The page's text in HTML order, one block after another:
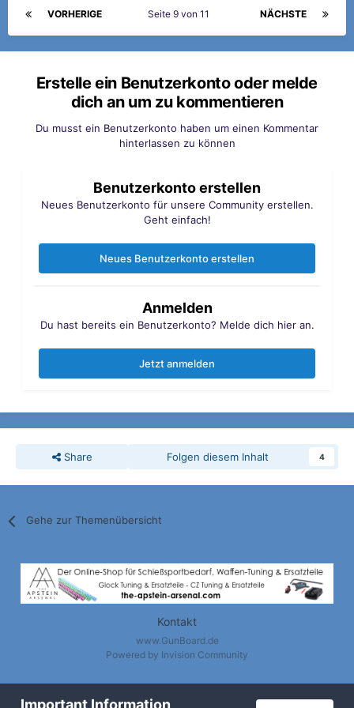
VORHERIGE NÄCHSTE
Seite 9 von 11
Erstelle ein Benutzerkonto oder melde
dich an um zu kommentieren
Du musst ein Benutzerkonto haben um einen Kommentar
hinterlassen zu können
Benutzerkonto erstellen
Neues Benutzerkonto für unsere Community erstellen.
Geht einfach!
Neues Benutzerkonto erstellen
Anmelden
Du hast bereits ein Benutzerkonto? Melde dich hier an.
Jetzt anmelden
Share Folgen diesem Inhalt 4
Gehe zur Themenübersicht
Kontakt
www.GunBoard.de
Powered by Invision Community
Important Information